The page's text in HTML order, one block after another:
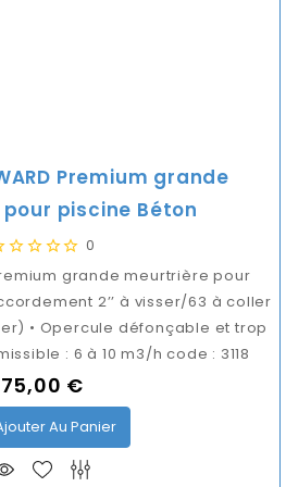
Premium grande
piscine Béton
0
grande meurtrière pour
2’’ à visser/63 à coller
• Opercule défonçable et trop
: 6 à 10 m3/h code : 3118
Prix
75,00 €
Au Panier